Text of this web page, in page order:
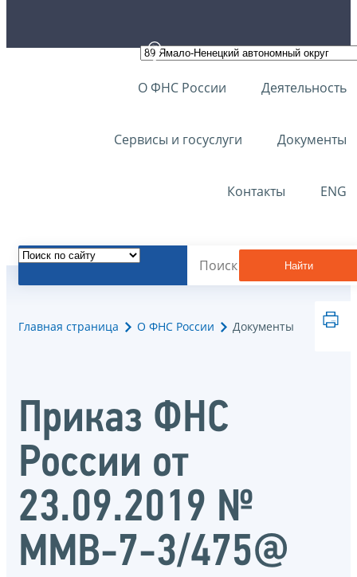
О ФНС России Деятельность
Сервисы и госуслуги Документы
Контакты ENG
Найти
Главная страница О ФНС России Документы
Приказ ФНС
России от
23.09.2019 №
ММВ-7-3/475@